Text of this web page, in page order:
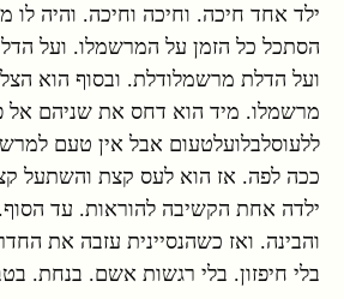
ילד אחד חיכה. וחיכה וחיכה. והיה
הסתכל כל הזמן על המרשמלו. ועל
ועל הדלת מרשמלודלת. ובסוף הוא
מרשמלו. מיד הוא דחס את שניהם אל
ללעוסלבלועלטעום אבל אין טעם
ככה לפה. אז הוא לעס קצת והשתעל
ילדה אחת הקשיבה להוראות. עד
והבינה. ואז כשהנסיינית עזבה את
בלי חיפזון. בלי רגשות אשם. בנחת.